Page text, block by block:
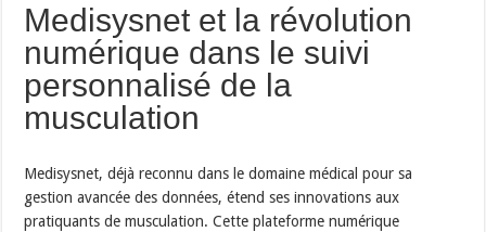
Medisysnet et la révolution
numérique dans le suivi
personnalisé de la
musculation
Medisysnet, déjà reconnu dans le domaine médical pour sa
gestion avancée des données, étend ses innovations aux
pratiquants de musculation. Cette plateforme numérique